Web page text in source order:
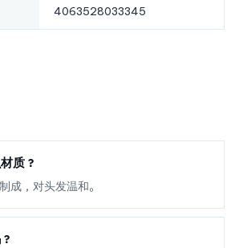
4063528033345
质？
成，对头发温和。